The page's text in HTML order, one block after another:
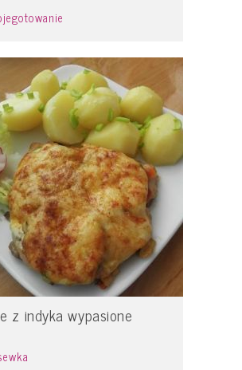
z indyka wypasione